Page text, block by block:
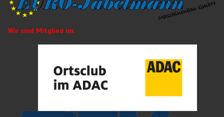
Wir sind Mitglied im: